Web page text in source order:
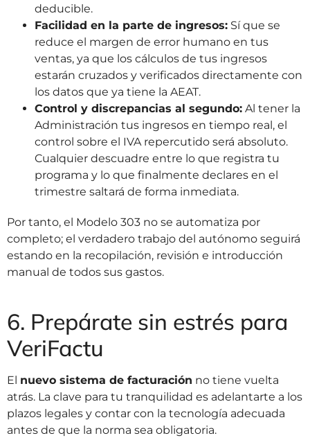
deducible.
Facilidad en la parte de ingresos: Sí que se
reduce el margen de error humano en tus
ventas, ya que los cálculos de tus ingresos
estarán cruzados y verificados directamente con
los datos que ya tiene la AEAT.
Control y discrepancias al segundo: Al tener la
Administración tus ingresos en tiempo real, el
control sobre el IVA repercutido será absoluto.
Cualquier descuadre entre lo que registra tu
programa y lo que finalmente declares en el
trimestre saltará de forma inmediata.
Por tanto, el Modelo 303 no se automatiza por
completo; el verdadero trabajo del autónomo seguirá
estando en la recopilación, revisión e introducción
manual de todos sus gastos.
6. Prepárate sin estrés para
VeriFactu
El nuevo sistema de facturación no tiene vuelta
atrás. La clave para tu tranquilidad es adelantarte a los
plazos legales y contar con la tecnología adecuada
antes de que la norma sea obligatoria.